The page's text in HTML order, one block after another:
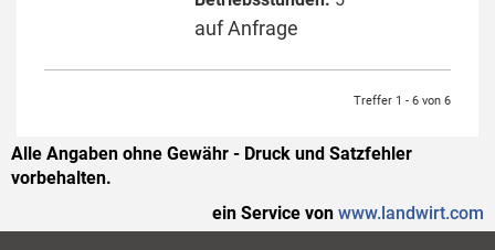
auf Anfrage
Treffer 1 - 6 von 6
Alle Angaben ohne Gewähr - Druck und Satzfehler
vorbehalten.
ein Service von www.landwirt.com